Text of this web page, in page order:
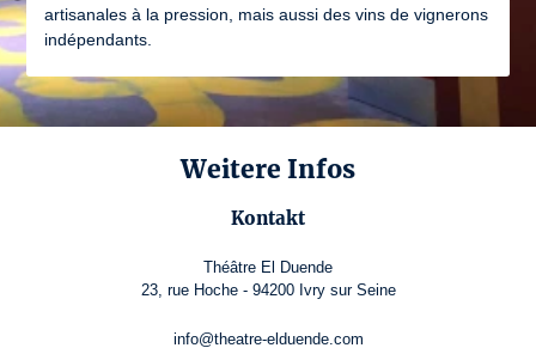
artisanales à la pression, mais aussi des vins de vignerons
indépendants.
Weitere Infos
Kontakt
Théâtre El Duende
23, rue Hoche - 94200 Ivry sur Seine
info@theatre-elduende.com